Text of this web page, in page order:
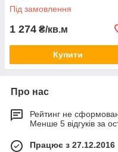
Під замовлення
1 274 ₴/кв.м
Купити
Про нас
Рейтинг не
Менше 5 відгуків за
Працює з 27.12.2016